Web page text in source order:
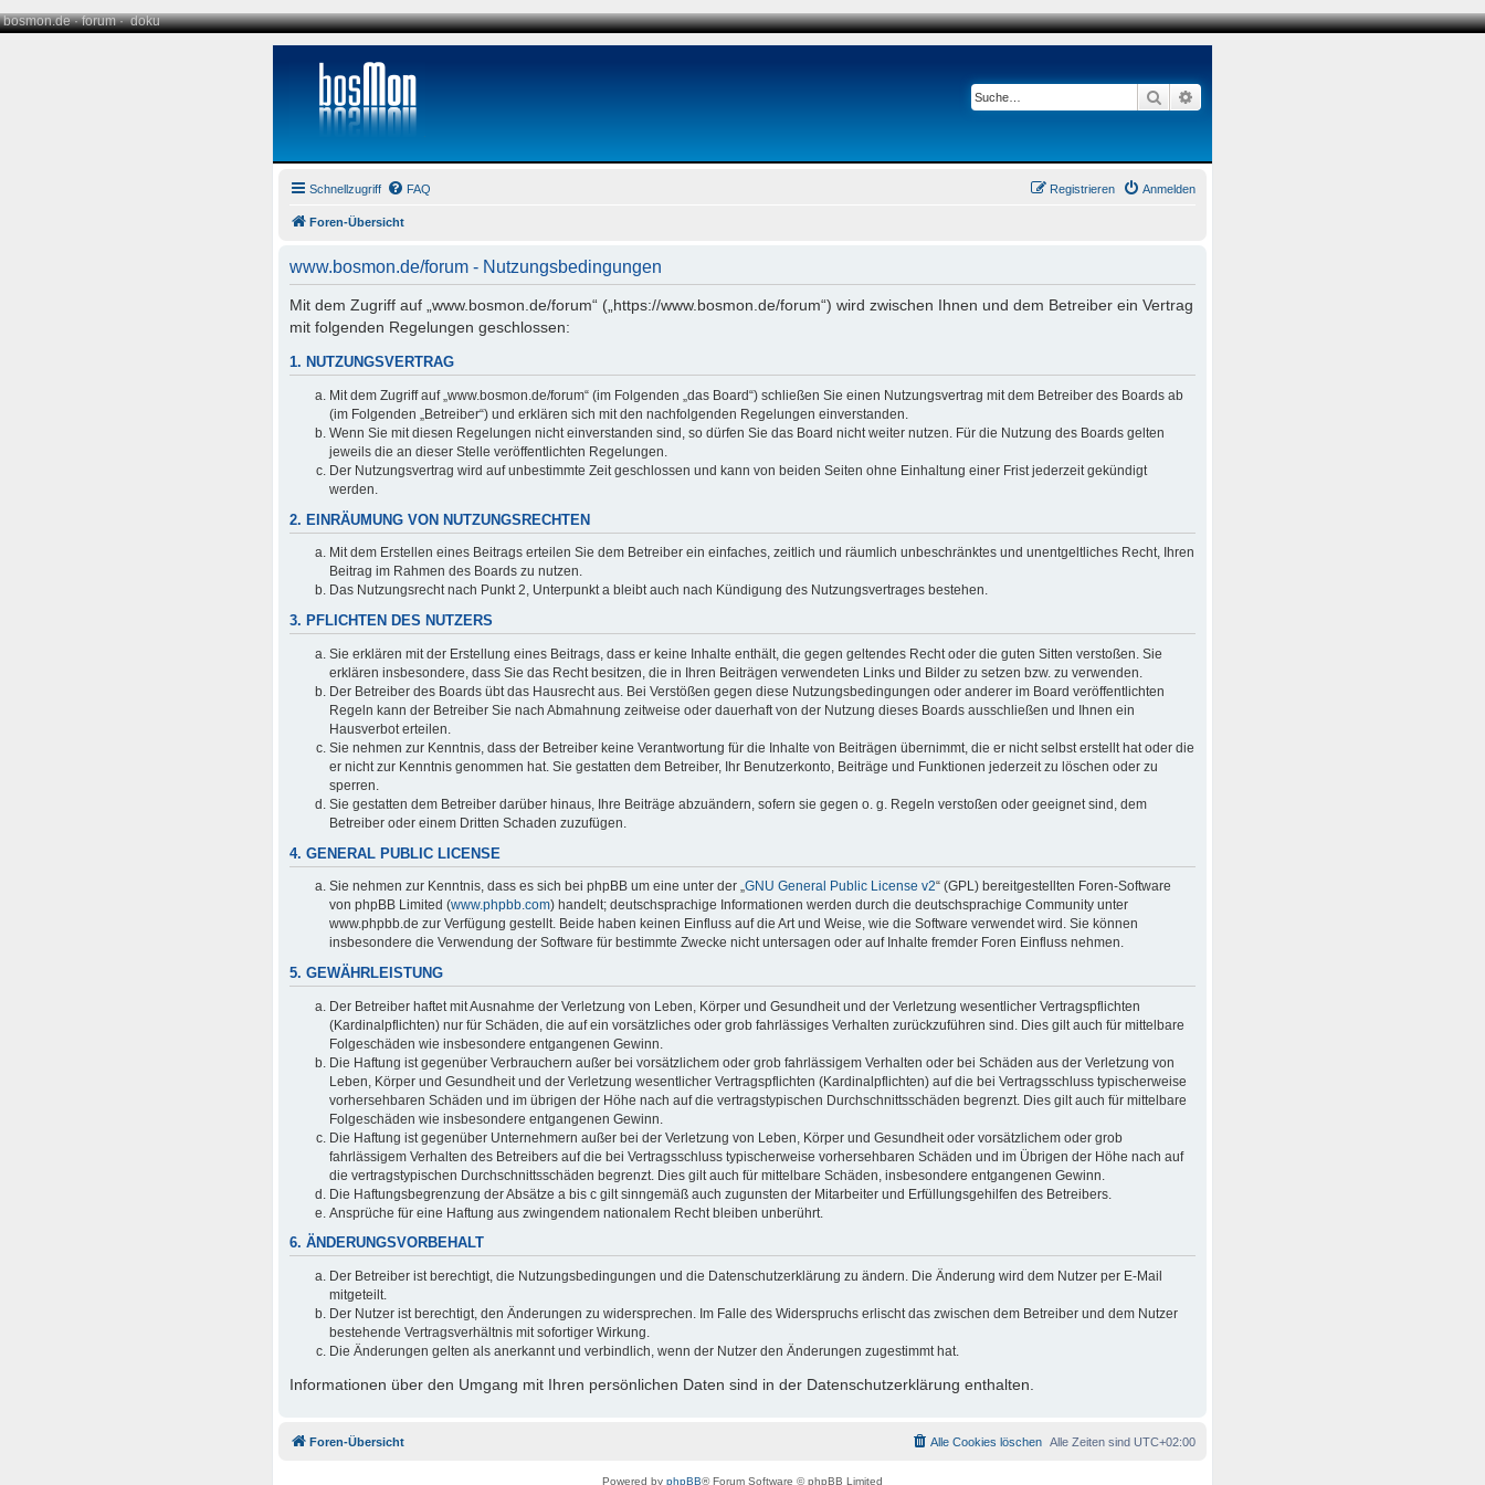
bosmon.de·forum·doku
Suche
Schnellzugriff FAQ Anmelden
Registrieren
Foren-Übersicht
www.bosmon.de/forum - Nutzungsbedingungen
Mit dem Zugriff auf „www.bosmon.de/forum“ („https://www.bosmon.de/forum“) wird zwischen Ihnen und dem Betreiber ein Vertrag
mit folgenden Regelungen geschlossen:
1. NUTZUNGSVERTRAG
Mit dem Zugriff auf „www.bosmon.de/forum“ (im Folgenden „das Board“) schließen Sie einen Nutzungsvertrag mit dem Betreiber des Boards ab
(im Folgenden „Betreiber“) und erklären sich mit den nachfolgenden Regelungen einverstanden.
Wenn Sie mit diesen Regelungen nicht einverstanden sind, so dürfen Sie das Board nicht weiter nutzen. Für die Nutzung des Boards gelten
jeweils die an dieser Stelle veröffentlichten Regelungen.
Der Nutzungsvertrag wird auf unbestimmte Zeit geschlossen und kann von beiden Seiten ohne Einhaltung einer Frist jederzeit gekündigt
werden.
2. EINRÄUMUNG VON NUTZUNGSRECHTEN
Mit dem Erstellen eines Beitrags erteilen Sie dem Betreiber ein einfaches, zeitlich und räumlich unbeschränktes und unentgeltliches Recht, Ihren
Beitrag im Rahmen des Boards zu nutzen.
Das Nutzungsrecht nach Punkt 2, Unterpunkt a bleibt auch nach Kündigung des Nutzungsvertrages bestehen.
3. PFLICHTEN DES NUTZERS
Sie erklären mit der Erstellung eines Beitrags, dass er keine Inhalte enthält, die gegen geltendes Recht oder die guten Sitten verstoßen. Sie
erklären insbesondere, dass Sie das Recht besitzen, die in Ihren Beiträgen verwendeten Links und Bilder zu setzen bzw. zu verwenden.
Der Betreiber des Boards übt das Hausrecht aus. Bei Verstößen gegen diese Nutzungsbedingungen oder anderer im Board veröffentlichten
Regeln kann der Betreiber Sie nach Abmahnung zeitweise oder dauerhaft von der Nutzung dieses Boards ausschließen und Ihnen ein
Hausverbot erteilen.
Sie nehmen zur Kenntnis, dass der Betreiber keine Verantwortung für die Inhalte von Beiträgen übernimmt, die er nicht selbst erstellt hat oder die
er nicht zur Kenntnis genommen hat. Sie gestatten dem Betreiber, Ihr Benutzerkonto, Beiträge und Funktionen jederzeit zu löschen oder zu
sperren.
Sie gestatten dem Betreiber darüber hinaus, Ihre Beiträge abzuändern, sofern sie gegen o. g. Regeln verstoßen oder geeignet sind, dem
Betreiber oder einem Dritten Schaden zuzufügen.
4. GENERAL PUBLIC LICENSE
Sie nehmen zur Kenntnis, dass es sich bei phpBB um eine unter der „GNU General Public License v2“ (GPL) bereitgestellten Foren-Software
von phpBB Limited (www.phpbb.com) handelt; deutschsprachige Informationen werden durch die deutschsprachige Community unter
www.phpbb.de zur Verfügung gestellt. Beide haben keinen Einfluss auf die Art und Weise, wie die Software verwendet wird. Sie können
insbesondere die Verwendung der Software für bestimmte Zwecke nicht untersagen oder auf Inhalte fremder Foren Einfluss nehmen.
5. GEWÄHRLEISTUNG
Der Betreiber haftet mit Ausnahme der Verletzung von Leben, Körper und Gesundheit und der Verletzung wesentlicher Vertragspflichten
(Kardinalpflichten) nur für Schäden, die auf ein vorsätzliches oder grob fahrlässiges Verhalten zurückzuführen sind. Dies gilt auch für mittelbare
Folgeschäden wie insbesondere entgangenen Gewinn.
Die Haftung ist gegenüber Verbrauchern außer bei vorsätzlichem oder grob fahrlässigem Verhalten oder bei Schäden aus der Verletzung von
Leben, Körper und Gesundheit und der Verletzung wesentlicher Vertragspflichten (Kardinalpflichten) auf die bei Vertragsschluss typischerweise
vorhersehbaren Schäden und im übrigen der Höhe nach auf die vertragstypischen Durchschnittsschäden begrenzt. Dies gilt auch für mittelbare
Folgeschäden wie insbesondere entgangenen Gewinn.
Die Haftung ist gegenüber Unternehmern außer bei der Verletzung von Leben, Körper und Gesundheit oder vorsätzlichem oder grob
fahrlässigem Verhalten des Betreibers auf die bei Vertragsschluss typischerweise vorhersehbaren Schäden und im Übrigen der Höhe nach auf
die vertragstypischen Durchschnittsschäden begrenzt. Dies gilt auch für mittelbare Schäden, insbesondere entgangenen Gewinn.
Die Haftungsbegrenzung der Absätze a bis c gilt sinngemäß auch zugunsten der Mitarbeiter und Erfüllungsgehilfen des Betreibers.
Ansprüche für eine Haftung aus zwingendem nationalem Recht bleiben unberührt.
6. ÄNDERUNGSVORBEHALT
Der Betreiber ist berechtigt, die Nutzungsbedingungen und die Datenschutzerklärung zu ändern. Die Änderung wird dem Nutzer per E-Mail
mitgeteilt.
Der Nutzer ist berechtigt, den Änderungen zu widersprechen. Im Falle des Widerspruchs erlischt das zwischen dem Betreiber und dem Nutzer
bestehende Vertragsverhältnis mit sofortiger Wirkung.
Die Änderungen gelten als anerkannt und verbindlich, wenn der Nutzer den Änderungen zugestimmt hat.
Informationen über den Umgang mit Ihren persönlichen Daten sind in der Datenschutzerklärung enthalten.
Foren-Übersicht Alle Zeiten sind UTC+02:00
Alle Cookies löschen
Powered by phpBB® Forum Software © phpBB Limited